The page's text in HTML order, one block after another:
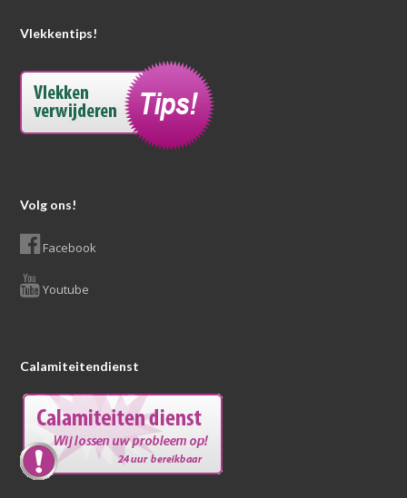
Vlekkentips!
Volg ons!
Facebook
Youtube
Calamiteitendienst